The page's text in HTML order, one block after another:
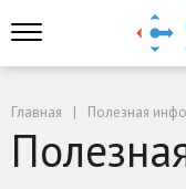
Главная Полезная